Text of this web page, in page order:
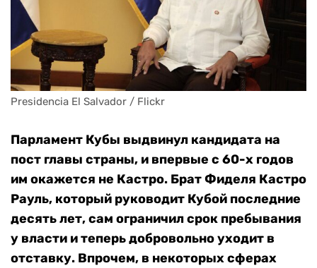
Presidencia El Salvador / Flickr
Парламент Кубы выдвинул кандидата на
пост главы страны, и впервые с 60-х годов
им окажется не Кастро. Брат Фиделя Кастро
Рауль, который руководит Кубой последние
десять лет, сам ограничил срок пребывания
у власти и теперь добровольно уходит в
отставку. Впрочем, в некоторых сферах